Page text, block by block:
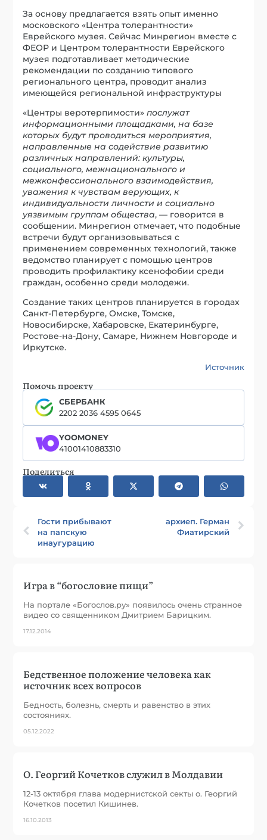
За основу предлагается взять опыт именно
московского «Центра толерантности»
Еврейского музея. Сейчас Минрегион вместе с
ФЕОР и Центром толерантности Еврейского
музея подготавливает методические
рекомендации по созданию типового
регионального центра, проводит анализ
имеющейся региональной инфраструктуры
«Центры веротерпимости»послужат
информационными площадками, на базе
которых будут проводиться мероприятия,
направленные на содействие развитию
различных направлений: культуры,
социального, межнационального и
межконфессионального взаимодействия,
уважения к чувствам верующих, к
индивидуальности личности и социально
уязвимым группам общества, — говорится в
сообщении. Минрегион отмечает, что подобные
встречи будут организовываться с
применением современных технологий, также
ведомство планирует с помощью центров
проводить профилактику ксенофобии среди
граждан, особенно среди молодежи.
Создание таких центров планируется в городах
Санкт-Петербурге, Омске, Томске,
Новосибирске, Хабаровске, Екатеринбурге,
Ростове-на-Дону, Самаре, Нижнем Новгороде и
Иркутске.
Источник
Помочь проекту
СБЕРБАНК
2202 2036 4595 0645
YOOMONEY
41001410883310
Поделиться
Гости прибывают
на папскую
инаугурацию
архиеп. Герман
Фиатирский
Игра в “богословие пищи”
На портале «Богослов.ру» появилось очень странное
видео со священником Дмитрием Барицким.
17.12.2014
Бедственное положение человека как
источник всех вопросов
Бедность, болезнь, смерть и равенство в этих
состояниях.
05.12.2022
О. Георгий Кочетков служил в Молдавии
12-13 октября глава модернистской секты о. Георгий
Кочетков посетил Кишинев.
16.10.2013